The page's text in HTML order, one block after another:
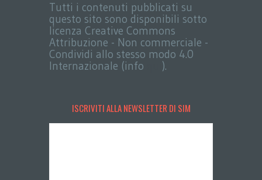
Tutti i contenuti pubblicati su
questo sito sono disponibili sotto
licenza Creative Commons
Attribuzione - Non commerciale -
Condividi allo stesso modo 4.0
Internazionale (info
).
ISCRIVITI ALLA NEWSLETTER DI SIM